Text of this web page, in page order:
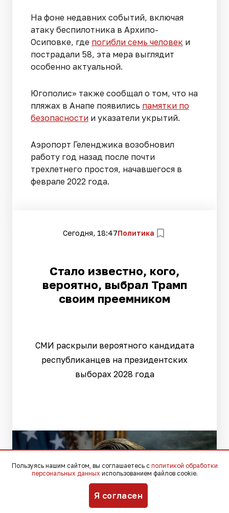
На фоне недавних событий, включая
атаку беспилотника в Архипо-
Осиповке, где погибли семь человек и
пострадали 58, эта мера выглядит
особенно актуальной.
Югополис» также сообщал о том, что на
пляжах в Анапе появились памятки по
безопасности и указатели укрытий.
Аэропорт Геленджика возобновил
работу год назад после почти
трехлетнего простоя, начавшегося в
феврале 2022 года.
Сегодня, 18:47Политика
Стало известно, кого,
вероятно, выбрал Трамп
своим преемником
СМИ раскрыли вероятного кандидата
республиканцев на президентских
выборах 2028 года
Пользуясь нашим сайтом, вы соглашаетесь с политикой обработки
персональных данных использованием файлов cookie.
Я согласен